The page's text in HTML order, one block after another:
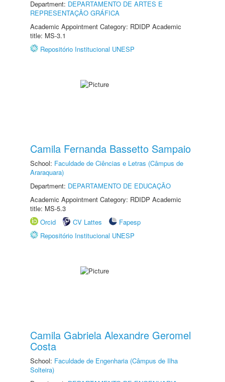
Department: DEPARTAMENTO DE ARTES E
REPRESENTAÇÃO GRÁFICA
Academic Appointment Category: RDIDP Academic
title: MS-3.1
Repositório Institucional UNESP
Camila Fernanda Bassetto Sampaio
School: Faculdade de Ciências e Letras (Câmpus de
Araraquara)
Department: DEPARTAMENTO DE EDUCAÇÃO
Academic Appointment Category: RDIDP Academic
title: MS-5.3
Orcid
CV Lattes
Fapesp
Repositório Institucional UNESP
Camila Gabriela Alexandre Geromel
Costa
School: Faculdade de Engenharia (Câmpus de Ilha
Solteira)